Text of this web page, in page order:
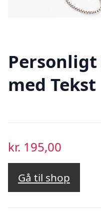
med Tekst
kr. 195,00
Gå til shop